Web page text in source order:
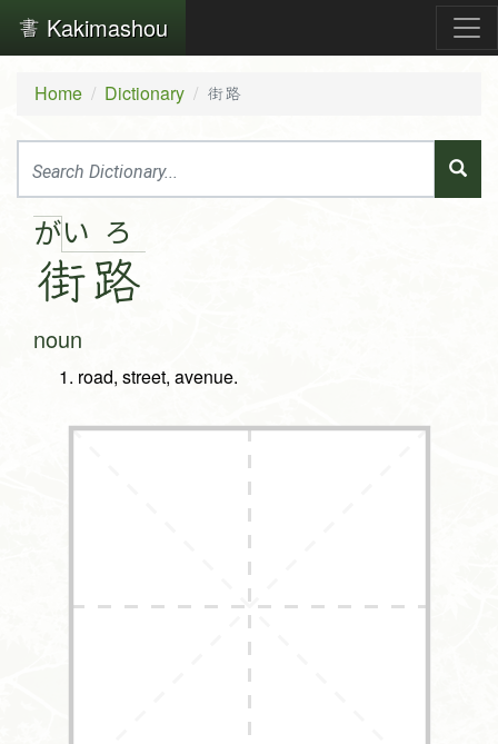
Kakimashou
Home Dictionary 街路
がい
街
ろ
路
noun
road, street, avenue.